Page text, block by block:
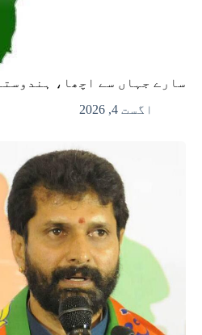
سارے جہاں سے اچھا،
اگست 4, 2026